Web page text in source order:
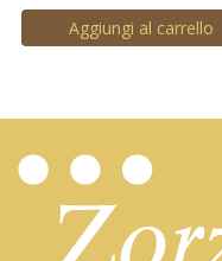
Aggiungi al carrello